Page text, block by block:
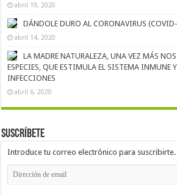
abril 19, 2020
DÁNDOLE DURO AL CORONAVIRUS
abril 14, 2020
LA MADRE NATURALEZA, UNA VEZ MÁS NOS
ESPECIES, QUE ESTIMULA EL SISTEMA INMUNE
INFECCIONES
abril 6, 2020
Suscríbete
Introduce tu correo electrónico para suscribirte.
Dirección
de